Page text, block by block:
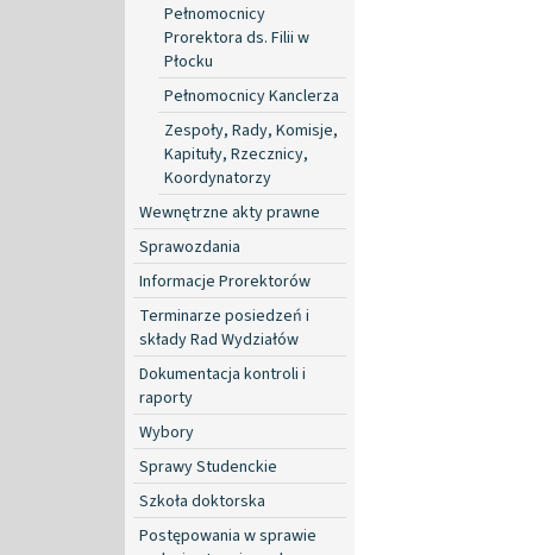
Pełnomocnicy
Prorektora ds. Filii w
Płocku
Pełnomocnicy Kanclerza
Zespoły, Rady, Komisje,
Kapituły, Rzecznicy,
Koordynatorzy
Wewnętrzne akty prawne
Sprawozdania
Informacje Prorektorów
Terminarze posiedzeń i
składy Rad Wydziałów
Dokumentacja kontroli i
raporty
Wybory
Sprawy Studenckie
Szkoła doktorska
Postępowania w sprawie